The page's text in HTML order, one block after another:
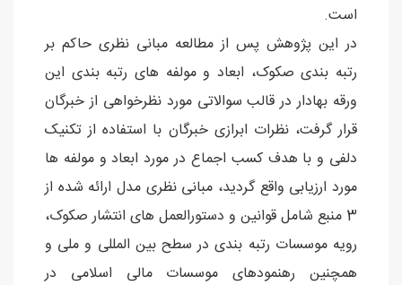
است.
در این پژوهش پس از مطالعه مبانی نظری حاکم بر
رتبه بندی صکوک، ابعاد و مولفه های رتبه بندی این
ورقه بهادار در قالب سوالاتی مورد نظرخواهی از خبرگان
قرار گرفت، نظرات ابرازی خبرگان با استفاده از تکنیک
دلفی و با هدف کسب اجماع در مورد ابعاد و مولفه ها
مورد ارزیابی واقع گردید، مبانی نظری مدل ارائه شده از
3 منبع شامل قوانین و دستورالعمل های انتشار صکوک،
رویه موسسات رتبه بندی در سطح بین المللی و ملی و
همچنین رهنمودهای موسسات مالی اسلامی در